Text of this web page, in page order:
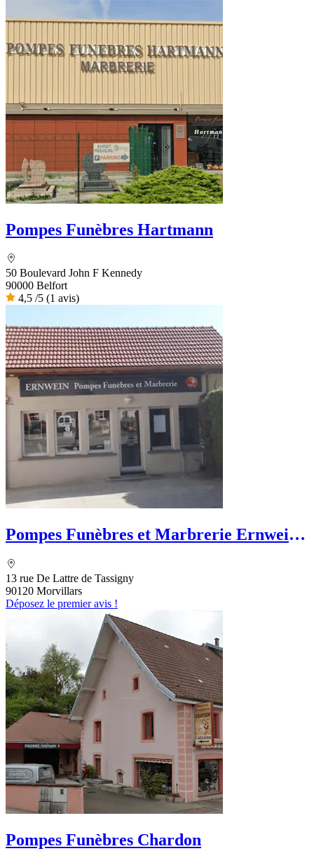
Pompes Funèbres Hartmann
50 Boulevard John F Kennedy
90000 Belfort
4,5 /5 (1 avis)
Pompes Funèbres et Marbrerie Ernwein -
13 rue De Lattre de Tassigny
90120 Morvillars
Déposez le premier avis !
Pompes Funèbres Chardon